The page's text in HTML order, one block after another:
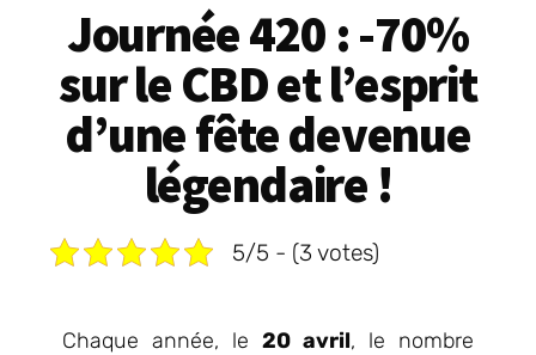
Journée 420 : -70%
sur le CBD et l’esprit
d’une fête devenue
légendaire !
5/5 - (3 votes)
Chaque année, le 20 avril, le nombre